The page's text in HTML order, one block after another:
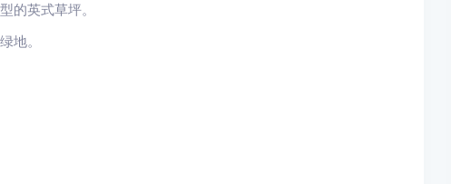
的英式草坪。
地。